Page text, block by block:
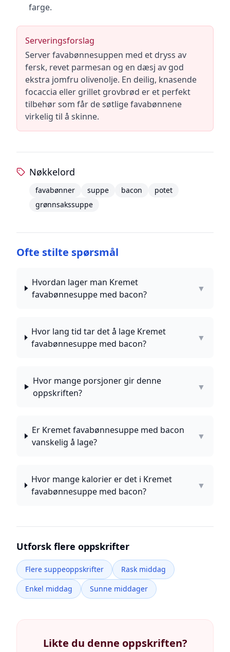
farge.
Serveringsforslag
Server favabønnesuppen med et dryss av
fersk, revet parmesan og en dæsj av god
ekstra jomfru olivenolje. En deilig, knasende
focaccia eller grillet grovbrød er et perfekt
tilbehør som får de søtlige favabønnene
virkelig til å skinne.
Nøkkelord
favabønner suppe bacon
potet
grønnsakssuppe
Ofte stilte spørsmål
Hvordan lager man Kremet
favabønnesuppe med bacon?
▼
Hvor lang tid tar det å lage Kremet
favabønnesuppe med bacon?
▼
Hvor mange porsjoner gir denne
oppskriften?
▼
Er Kremet favabønnesuppe med bacon
vanskelig å lage?
▼
Hvor mange kalorier er det i Kremet
favabønnesuppe med bacon?
▼
Utforsk flere oppskrifter
Flere suppeoppskrifter
Rask middag
Enkel middag
Sunne middager
Likte du denne oppskriften?